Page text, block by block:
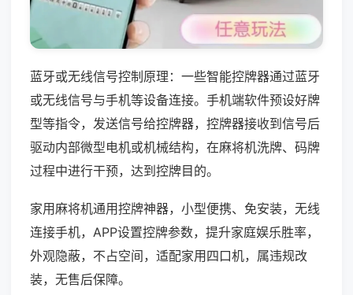
蓝牙或无线信号控制原理：一些智能控牌器通过蓝牙
或无线信号与手机等设备连接。手机端软件预设好牌
型等指令，发送信号给控牌器，控牌器接收到信号后
驱动内部微型电机或机械结构，在麻将机洗牌、码牌
过程中进行干预，达到控牌目的。
家用麻将机通用控牌神器，小型便携、免安装，无线
连接手机，APP设置控牌参数，提升家庭娱乐胜率，
外观隐蔽，不占空间，适配家用四口机，属违规改
装，无售后保障。